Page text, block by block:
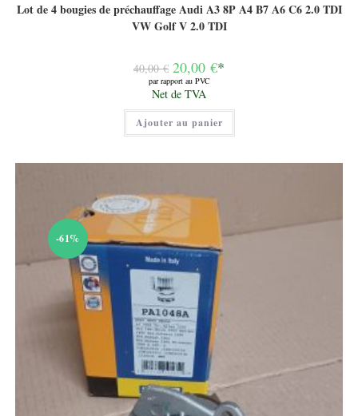
Lot de 4 bougies de préchauffage Audi A3 8P A4 B7 A6 C6 2.0 TDI
VW Golf V 2.0 TDI
40,00€ Le
prix
initial
était :
40,00 €.
20,00 €*
par rapport au PVC
Le
prix
actuel
est :
20,00 €.
Net de TVA
Ajouter au panier
-61%